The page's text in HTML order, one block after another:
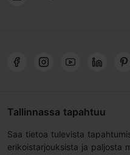
Tallinnassa tapahtuu
Saa tietoa tulevista
erikoistarjouksista ja paljosta